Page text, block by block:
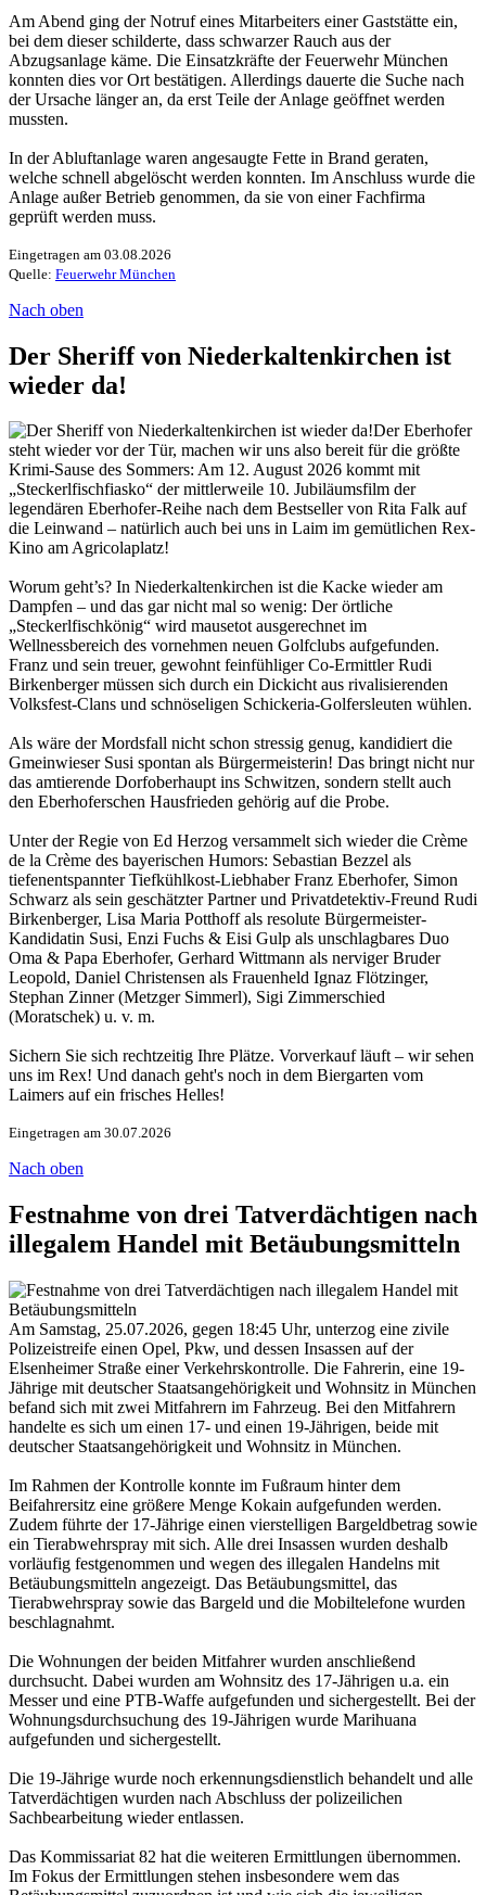
Am Abend ging der Notruf eines Mitarbeiters einer Gaststätte ein,
bei dem dieser schilderte, dass schwarzer Rauch aus der
Abzugsanlage käme. Die Einsatzkräfte der Feuerwehr München
konnten dies vor Ort bestätigen. Allerdings dauerte die Suche nach
der Ursache länger an, da erst Teile der Anlage geöffnet werden
mussten.
In der Abluftanlage waren angesaugte Fette in Brand geraten,
welche schnell abgelöscht werden konnten. Im Anschluss wurde die
Anlage außer Betrieb genommen, da sie von einer Fachfirma
geprüft werden muss.
Eingetragen am 03.08.2026
Quelle: Feuerwehr München
Nach oben
Der Sheriff von Niederkaltenkirchen ist
wieder da!
Der Eberhofer
steht wieder vor der Tür, machen wir uns also bereit für die größte
Krimi-Sause des Sommers: Am 12. August 2026 kommt mit
„Steckerlfischfiasko“ der mittlerweile 10. Jubiläumsfilm der
legendären Eberhofer-Reihe nach dem Bestseller von Rita Falk auf
die Leinwand – natürlich auch bei uns in Laim im gemütlichen Rex-
Kino am Agricolaplatz!
Worum geht’s? In Niederkaltenkirchen ist die Kacke wieder am
Dampfen – und das gar nicht mal so wenig: Der örtliche
„Steckerlfischkönig“ wird mausetot ausgerechnet im
Wellnessbereich des vornehmen neuen Golfclubs aufgefunden.
Franz und sein treuer, gewohnt feinfühliger Co-Ermittler Rudi
Birkenberger müssen sich durch ein Dickicht aus rivalisierenden
Volksfest-Clans und schnöseligen Schickeria-Golfersleuten wühlen.
Als wäre der Mordsfall nicht schon stressig genug, kandidiert die
Gmeinwieser Susi spontan als Bürgermeisterin! Das bringt nicht nur
das amtierende Dorfoberhaupt ins Schwitzen, sondern stellt auch
den Eberhoferschen Hausfrieden gehörig auf die Probe.
Unter der Regie von Ed Herzog versammelt sich wieder die Crème
de la Crème des bayerischen Humors: Sebastian Bezzel als
tiefenentspannter Tiefkühlkost-Liebhaber Franz Eberhofer, Simon
Schwarz als sein geschätzter Partner und Privatdetektiv-Freund Rudi
Birkenberger, Lisa Maria Potthoff als resolute Bürgermeister-
Kandidatin Susi, Enzi Fuchs & Eisi Gulp als unschlagbares Duo
Oma & Papa Eberhofer, Gerhard Wittmann als nerviger Bruder
Leopold, Daniel Christensen als Frauenheld Ignaz Flötzinger,
Stephan Zinner (Metzger Simmerl), Sigi Zimmerschied
(Moratschek) u. v. m.
Sichern Sie sich rechtzeitig Ihre Plätze. Vorverkauf läuft – wir sehen
uns im Rex! Und danach geht's noch in dem Biergarten vom
Laimers auf ein frisches Helles!
Eingetragen am 30.07.2026
Nach oben
Festnahme von drei Tatverdächtigen nach
illegalem Handel mit Betäubungsmitteln
Am Samstag, 25.07.2026, gegen 18:45 Uhr, unterzog eine zivile
Polizeistreife einen Opel, Pkw, und dessen Insassen auf der
Elsenheimer Straße einer Verkehrskontrolle. Die Fahrerin, eine 19-
Jährige mit deutscher Staatsangehörigkeit und Wohnsitz in München
befand sich mit zwei Mitfahrern im Fahrzeug. Bei den Mitfahrern
handelte es sich um einen 17- und einen 19-Jährigen, beide mit
deutscher Staatsangehörigkeit und Wohnsitz in München.
Im Rahmen der Kontrolle konnte im Fußraum hinter dem
Beifahrersitz eine größere Menge Kokain aufgefunden werden.
Zudem führte der 17-Jährige einen vierstelligen Bargeldbetrag sowie
ein Tierabwehrspray mit sich. Alle drei Insassen wurden deshalb
vorläufig festgenommen und wegen des illegalen Handelns mit
Betäubungsmitteln angezeigt. Das Betäubungsmittel, das
Tierabwehrspray sowie das Bargeld und die Mobiltelefone wurden
beschlagnahmt.
Die Wohnungen der beiden Mitfahrer wurden anschließend
durchsucht. Dabei wurden am Wohnsitz des 17-Jährigen u.a. ein
Messer und eine PTB-Waffe aufgefunden und sichergestellt. Bei der
Wohnungsdurchsuchung des 19-Jährigen wurde Marihuana
aufgefunden und sichergestellt.
Die 19-Jährige wurde noch erkennungsdienstlich behandelt und alle
Tatverdächtigen wurden nach Abschluss der polizeilichen
Sachbearbeitung wieder entlassen.
Das Kommissariat 82 hat die weiteren Ermittlungen übernommen.
Im Fokus der Ermittlungen stehen insbesondere wem das